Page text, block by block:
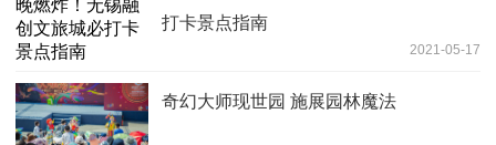
打卡景点指南
2021-05-17
奇幻大师现世园 施展园林魔法